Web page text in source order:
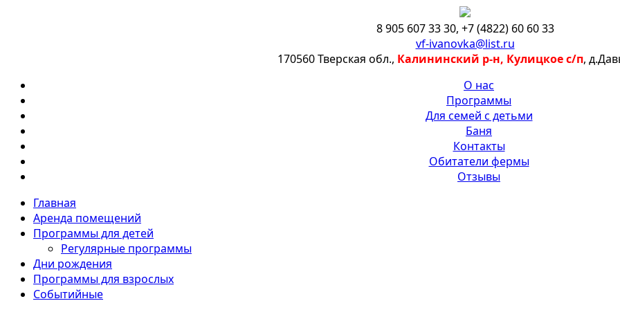
8 905 607 33 30, +7 (4822) 60 60 33
vf-ivanovka@list.ru
170560 Тверская обл., Калининский р-н, Кулицкое с/п,
О нас
Программы
Для семей с детьми
Баня
Контакты
Обитатели фермы
Отзывы
Главная
Аренда помещений
Программы для детей
Регулярные программы
Дни рождения
Программы для взрослых
Событийные